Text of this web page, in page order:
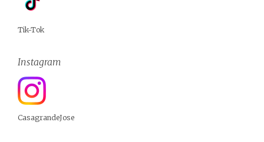
Tik-Tok
Instagram
CasagrandeJose